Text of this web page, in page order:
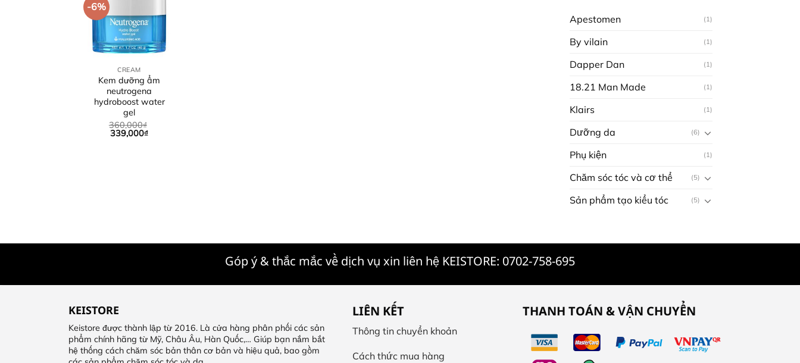
-6%
+
CREAM
Kem dưỡng ẩm
neutrogena
hydroboost water
gel
360,000₫
339,000₫
Apestomen (1)
By vilain (1)
Dapper Dan (1)
18.21 Man Made (1)
Klairs (1)
Dưỡng da (6)
Phụ kiện (1)
Chăm sóc tóc và cơ thể (5)
Sản phẩm tạo kiểu tóc (5)
Góp ý & thắc mắc về dịch vụ xin liên hệ KEISTORE: 0702-758-695
KEISTORE
Keistore được thành lập từ 2016. Là cửa hàng phân phối các sản
phẩm chính hãng từ Mỹ, Châu Âu, Hàn Quốc,… Giúp bạn nắm bắt
hệ thống cách chăm sóc bản thân cơ bản và hiệu quả, bao gồm
LIÊN KẾT
Thông tin chuyển khoản
Cách thức mua hàng
THANH TOÁN & VẬN CHUYỂN